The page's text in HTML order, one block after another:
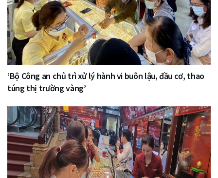
‘Bộ Công an chủ trì xử lý hành vi buôn lậu, đầu cơ, thao
túng thị trường vàng’